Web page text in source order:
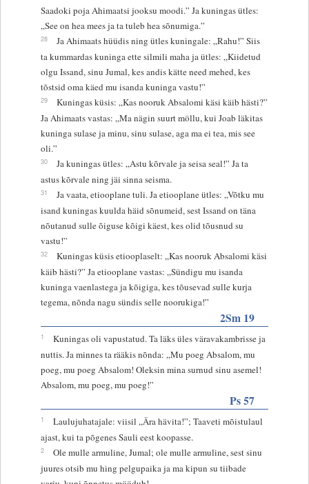
Saadoki poja Ahimaatsi jooksu moodi.” Ja kuningas ütles:
„See on hea mees ja ta tuleb hea sõnumiga.”
28
Ja Ahimaats hüüdis ning ütles kuningale: „Rahu!” Siis
ta kummardas kuninga ette silmili maha ja ütles: „Kiidetud
olgu Issand, sinu Jumal, kes andis kätte need mehed, kes
tõstsid oma käed mu isanda kuninga vastu!”
29
Kuningas küsis: „Kas nooruk Absalomi käsi käib hästi?”
Ja Ahimaats vastas: „Ma nägin suurt möllu, kui Joab läkitas
kuninga sulase ja minu, sinu sulase, aga ma ei tea, mis see
oli.”
30
Ja kuningas ütles: „Astu kõrvale ja seisa seal!” Ja ta
astus kõrvale ning jäi sinna seisma.
31
Ja vaata, etiooplane tuli. Ja etiooplane ütles: „Võtku mu
isand kuningas kuulda häid sõnumeid, sest Issand on täna
nõutanud sulle õiguse kõigi käest, kes olid tõusnud su
vastu!”
32
Kuningas küsis etiooplaselt: „Kas nooruk Absalomi käsi
käib hästi?” Ja etiooplane vastas: „Sündigu mu isanda
kuninga vaenlastega ja kõigiga, kes tõusevad sulle kurja
tegema, nõnda nagu sündis selle noorukiga!”
2Sm 19
1
Kuningas oli vapustatud. Ta läks üles väravakambrisse ja
nuttis. Ja minnes ta rääkis nõnda: „Mu poeg Absalom, mu
poeg, mu poeg Absalom! Oleksin mina surnud sinu asemel!
Absalom, mu poeg, mu poeg!”
Ps 57
1
Laulujuhatajale: viisil „Ära hävita!”; Taaveti mõistulaul
ajast, kui ta põgenes Sauli eest koopasse.
2
Ole mulle armuline, Jumal; ole mulle armuline, sest sinu
juures otsib mu hing pelgupaika ja ma kipun su tiibade